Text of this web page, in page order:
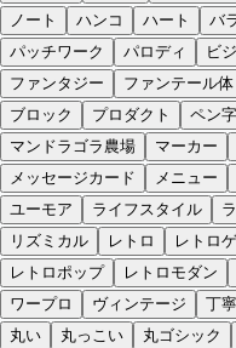
ノート
ハンコ ハート バ
パッチワーク
パロディ ビ
ファンタジー
ファンテール体
ブロック
プロダクト ペン字
マンドラゴラ農場
マーカー
メッセージカード
メニュー
ユーモア
ライフスタイル
リズミカル
レトロ レトロ
レトロポップ
レトロモダン
ワープロ
ヴィンテージ 丁寧
丸い
丸っこい 丸ゴシック